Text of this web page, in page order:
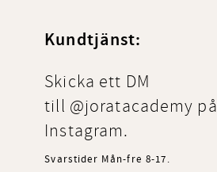
Kundtjänst:
Skicka ett DM
till @joratacademy på
Instagram.
Svarstider Mån-fre 8-17.